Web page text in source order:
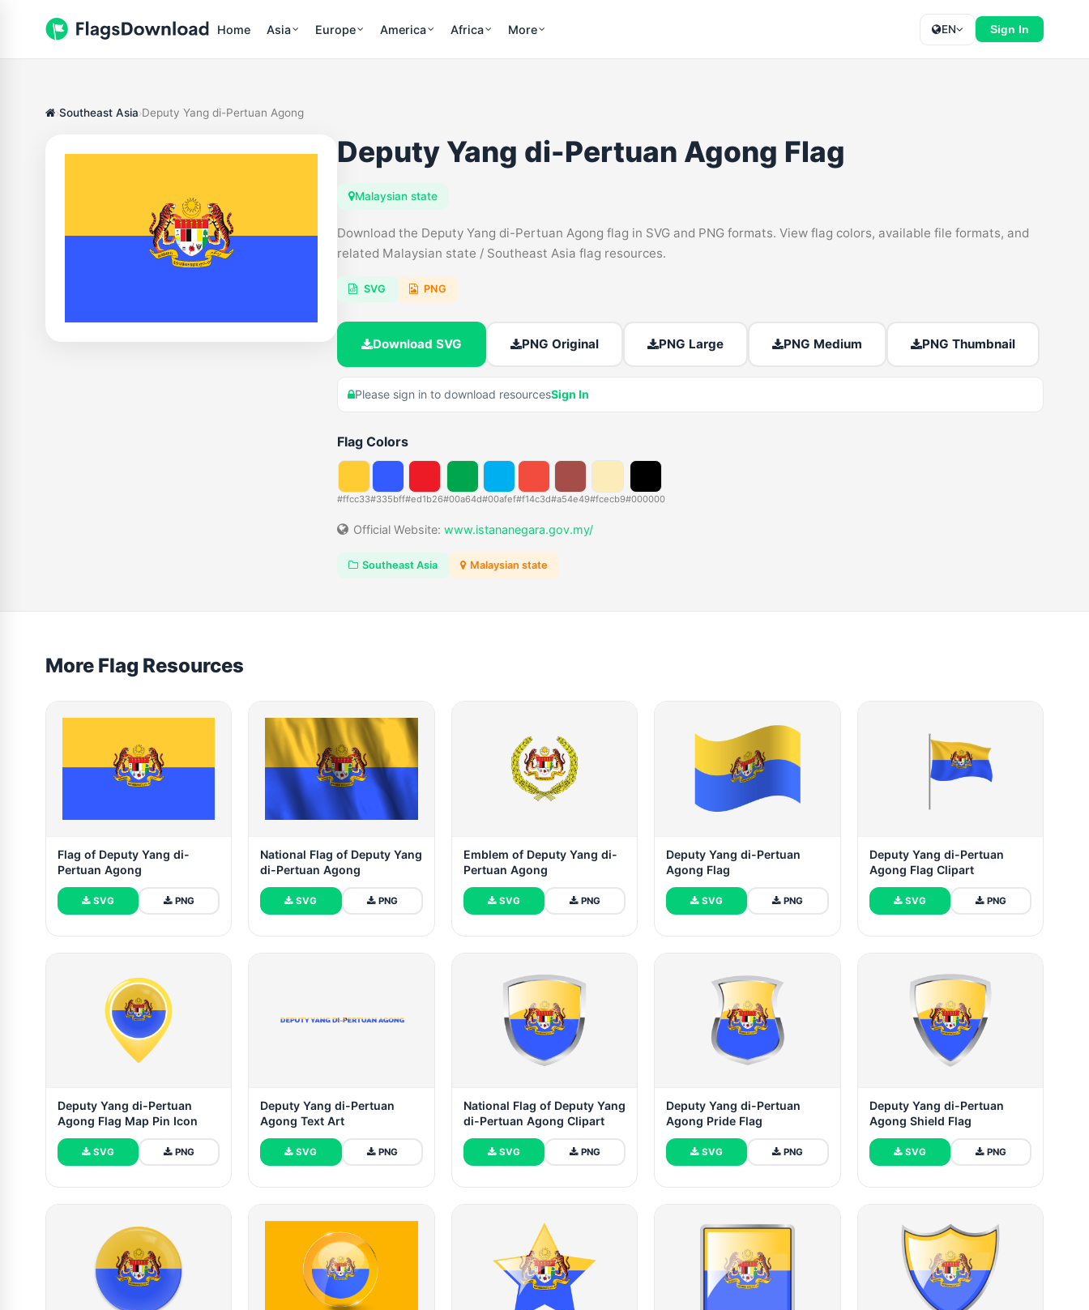
Home Asia Europe America Africa More EN Sign In
Southeast Asia Deputy Yang di-Pertuan Agong
Deputy Yang di-Pertuan Agong Flag
Malaysian state
Download the Deputy Yang di-Pertuan Agong flag in SVG and PNG formats. View flag colors, available file formats, and
related Malaysian state / Southeast Asia flag resources.
SVG PNG
Download SVG PNG Original PNG Large PNG Medium PNG Thumbnail
Please sign in to download resourcesSign In
Flag Colors
#ffcc33#335bff#ed1b26#00a64d#00afef#f14c3d#a54e49#fcecb9#000000
Official Website: www.istananegara.gov.my/
Southeast Asia Malaysian state
More Flag Resources
Flag of Deputy Yang di-
Pertuan Agong
SVG PNG
National Flag of Deputy Yang
di-Pertuan Agong
SVG PNG
Emblem of Deputy Yang di-
Pertuan Agong
SVG PNG
Deputy Yang di-Pertuan
Agong Flag
SVG PNG
Deputy Yang di-Pertuan
Agong Flag Clipart
SVG PNG
Deputy Yang di-Pertuan
Agong Flag Map Pin Icon
SVG PNG
Deputy Yang di-Pertuan
Agong Text Art
SVG PNG
National Flag of Deputy Yang
di-Pertuan Agong Clipart
SVG PNG
Deputy Yang di-Pertuan
Agong Pride Flag
SVG PNG
Deputy Yang di-Pertuan
Agong Shield Flag
SVG PNG